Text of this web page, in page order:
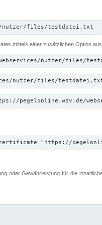
nutzer/files/testdatei.txt
mittels einer zusätzlichen Option
nutzer/files/
nutzer/files/
pegelonline.wsv.de/
"https://
oder Gewährleistung für die